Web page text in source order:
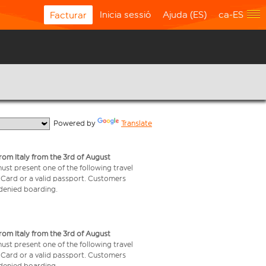
Facturar Inicia sessió Ajuda (ES) ca-ES
Powered by Translate
Italy from the 3rd of August
present one of the following travel
or a valid passport. Customers
boarding.
Italy from the 3rd of August
present one of the following travel
or a valid passport. Customers